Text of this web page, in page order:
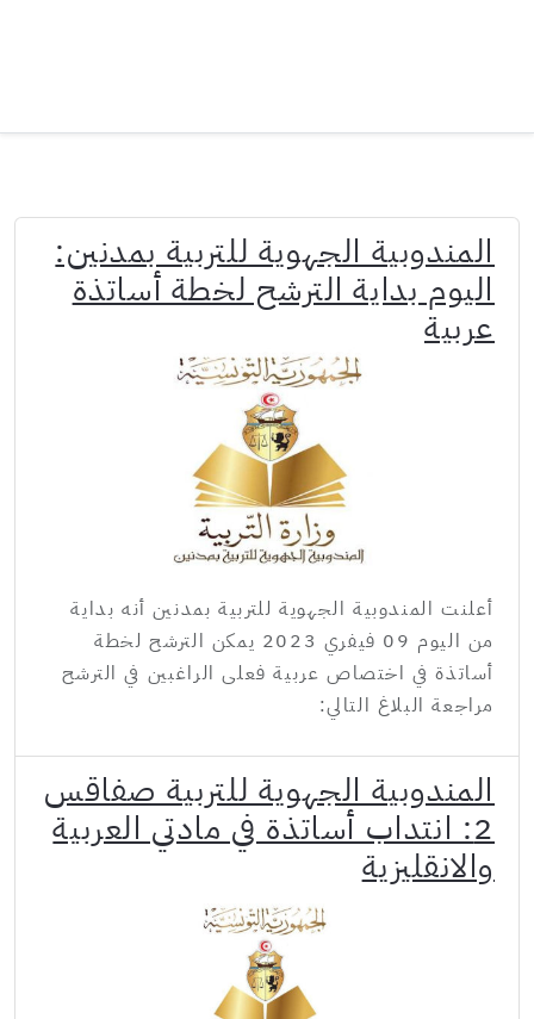
المندوبية الجهوية للتربية بمدنين:
اليوم بداية الترشح لخطة أساتذة
عربية
أعلنت المندوبية الجهوية للتربية بمدنين أنه بداية
من اليوم 09 فيفري 2023 يمكن الترشح لخطة
أساتذة في اختصاص عربية فعلى الراغبين في الترشح
مراجعة البلاغ التالي:
المندوبية الجهوية للتربية صفاقس
2: انتداب أساتذة في مادتي العربية
والانقليزية